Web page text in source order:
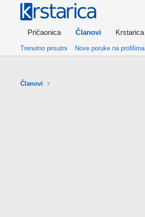
Pričaonica Članovi Krstarica
Trenutno prisutni Nove poruke na profilima
Članovi